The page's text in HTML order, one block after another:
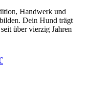
Handwerk und
Dein Hund trägt
über vierzig Jahren